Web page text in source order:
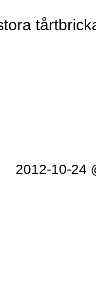
2012-10-24